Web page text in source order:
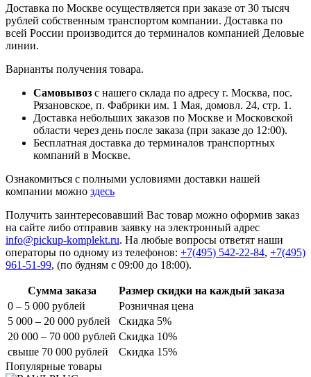
Доставка по Москве осуществляется при заказе от 30 тысяч
рублей собственным транспортом компании. Доставка по
всей России производится до терминалов компанией Деловые
линии.
Варианты получения товара.
Самовывоз с нашего склада по адресу г. Москва, пос.
Рязановское, п. Фабрики им. 1 Мая, домовл. 24, стр. 1.
Доставка небольших заказов по Москве и Московской
области через день после заказа (при заказе до 12:00).
Бесплатная доставка до терминалов транспортных
компаний в Москве.
Ознакомиться с полными условиями доставки нашей
компании можно здесь
Получить заинтересовавший Вас товар можно оформив заказ
на сайте либо отправив заявку на электронный адрес
info@pickup-komplekt.ru. На любые вопросы ответят наши
операторы по одному из телефонов: +7(495) 542-22-84, +7(495)
961-51-99, (по будням с 09:00 до 18:00).
Сумма заказа
Размер скидки на каждый заказа
0 – 5 000 рублей
Розничная цена
5 000 – 20 000 рублей
Скидка 5%
20 000 – 70 000 рублей Скидка 10%
свыше 70 000 рублей
Скидка 15%
Популярные товары